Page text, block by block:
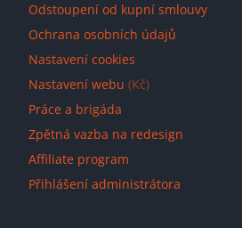
Odstoupení od kupní smlouvy
Ochrana osobních údajů
Nastavení cookies
Nastavení webu (Kč)
Práce a brigáda
Zpětná vazba na redesign
Affiliate program
Přihlášení administrátora